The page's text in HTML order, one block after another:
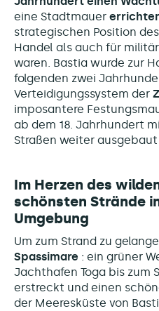
eine Stadtmauer
strategischen Position
Handel als auch für
waren. Bastia wurde zur
folgenden zwei
Verteidigungssystem der
imposantere
ab dem 18. Jahrhundert
Straßen weiter ausgebaut
Im Herzen des
schönsten Strände
Umgebung
Um zum Strand zu
Spassimare : ein grüner
Jachthafen Toga bis zum
erstreckt und einen
der Meeresküste von